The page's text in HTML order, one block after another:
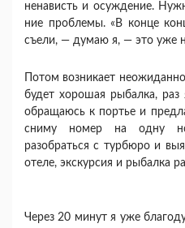
нена­висть и осуждение.
ние проблемы. «В конце
съели, — думаю я, — это уже
Потом возникает
будет хорошая рыбалка, раз
обращаюсь к портье и
сниму номер на одну
разобраться с турбюро и
отеле, экскурсия и ры­балка
Через 20 минут я уже